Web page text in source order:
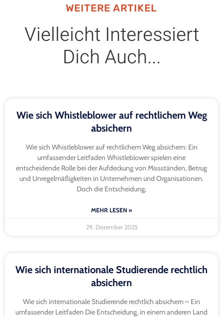
WEITERE ARTIKEL
Vielleicht Interessiert
Dich Auch...
Wie sich Whistleblower auf rechtlichem Weg
absichern
Wie sich Whistleblower auf rechtlichem Weg absichern: Ein
umfassender Leitfaden Whistleblower spielen eine
entscheidende Rolle bei der Aufdeckung von Missständen, Betrug
und Unregelmäßigkeiten in Unternehmen und Organisationen.
Doch die Entscheidung,
MEHR LESEN »
29. Dezember 2025
Wie sich internationale Studierende rechtlich
absichern
Wie sich internationale Studierende rechtlich absichern – Ein
umfassender Leitfaden Die Entscheidung, in einem anderen Land